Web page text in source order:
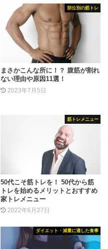
部位別の筋トレ
まさかこんな所に！？ 腹筋が割れ
ない理由や原因11選！
2023年7月5日
筋トレメニュー
50代こそ筋トレを！ 50代から筋
トレを始めるメリットとおすすめ
家トレメニュー
2022年6月27日
ダイエット・減量に適した食事